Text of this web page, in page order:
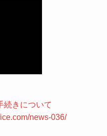
続きについて
news-036/